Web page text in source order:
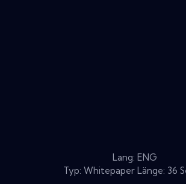
Lang: ENG
Typ: Whitepaper Länge: 36